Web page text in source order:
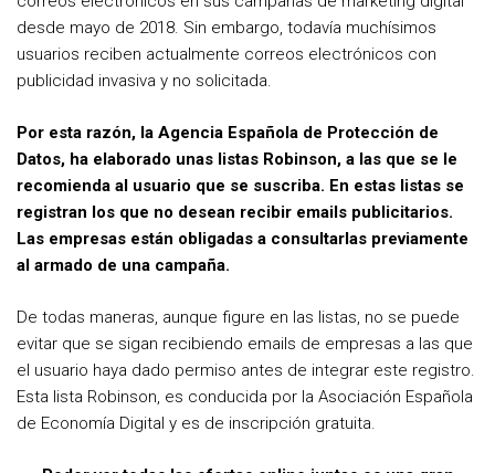
desde mayo de 2018. Sin embargo, todavía muchísimos
usuarios reciben actualmente correos electrónicos con
publicidad invasiva y no solicitada.
Por esta razón, la Agencia Española de Protección de
Datos, ha elaborado unas listas Robinson, a las que se le
recomienda al usuario que se suscriba. En estas listas se
registran los que no desean recibir emails publicitarios.
Las empresas están obligadas a consultarlas previamente
al armado de una campaña.
De todas maneras, aunque figure en las listas, no se puede
evitar que se sigan recibiendo emails de empresas a las que
el usuario haya dado permiso antes de integrar este registro.
Esta lista Robinson, es conducida por la Asociación Española
de Economía Digital y es de inscripción gratuita.